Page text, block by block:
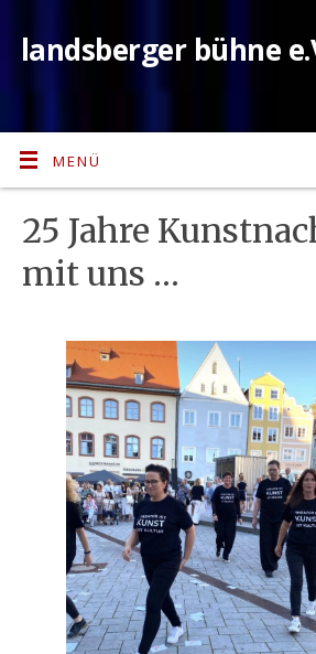
landsberger bühne
MENÜ
25 Jahre
mit uns …